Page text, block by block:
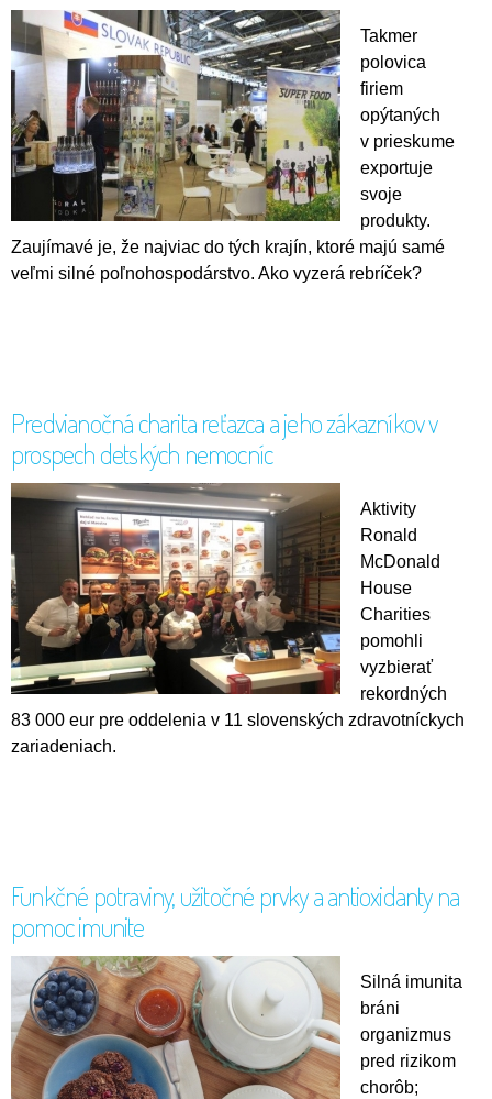
Takmer
polovica
firiem
opýtaných
v prieskume
exportuje
svoje
produkty.
Zaujímavé je, že najviac do tých krajín, ktoré majú samé
veľmi silné poľnohospodárstvo. Ako vyzerá rebríček?
Predvianočná charita reťazca a jeho zákazníkov v
prospech detských nemocníc
Aktivity
Ronald
McDonald
House
Charities
pomohli
vyzbierať
rekordných
83 000 eur pre oddelenia v 11 slovenských zdravotníckych
zariadeniach.
Funkčné potraviny, užitočné prvky a antioxidanty na
pomoc imunite
Silná imunita
bráni
organizmus
pred rizikom
chorôb;